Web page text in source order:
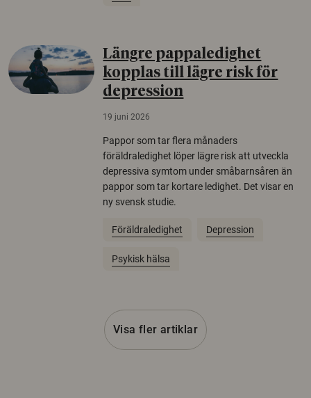
Längre pappaledighet
kopplas till lägre risk för
depression
19 juni 2026
Pappor som tar flera månaders
föräldraledighet löper lägre risk att utveckla
depressiva symtom under småbarnsåren än
pappor som tar kortare ledighet. Det visar en
ny svensk studie.
Föräldraledighet Depression
Psykisk hälsa
Visa fler artiklar